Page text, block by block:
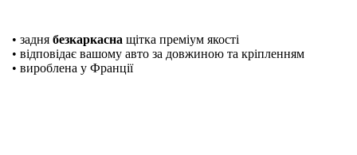
• задня безкаркасна щітка преміум якості
• відповідає вашому авто за довжиною та кріпленням
• вироблена у Франції